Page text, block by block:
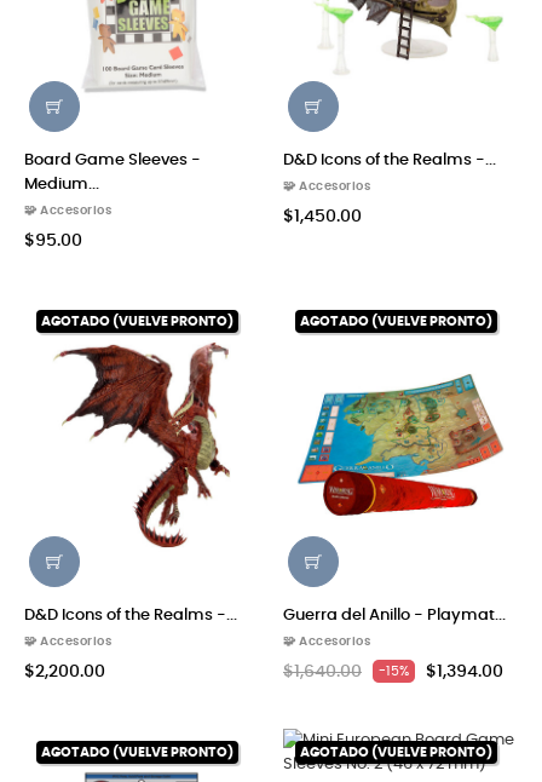
Board Game Sleeves -
Medium...
🧩 Accesorios
$95.00
D&D Icons of the Realms -...
🧩 Accesorios
$1,450.00
AGOTADO (VUELVE PRONTO)
D&D Icons of the Realms -...
🧩 Accesorios
$2,200.00
AGOTADO (VUELVE PRONTO)
Guerra del Anillo - Playmat...
🧩 Accesorios
$1,640.00 -15% $1,394.00
AGOTADO (VUELVE PRONTO) AGOTADO (VUELVE PRONTO)